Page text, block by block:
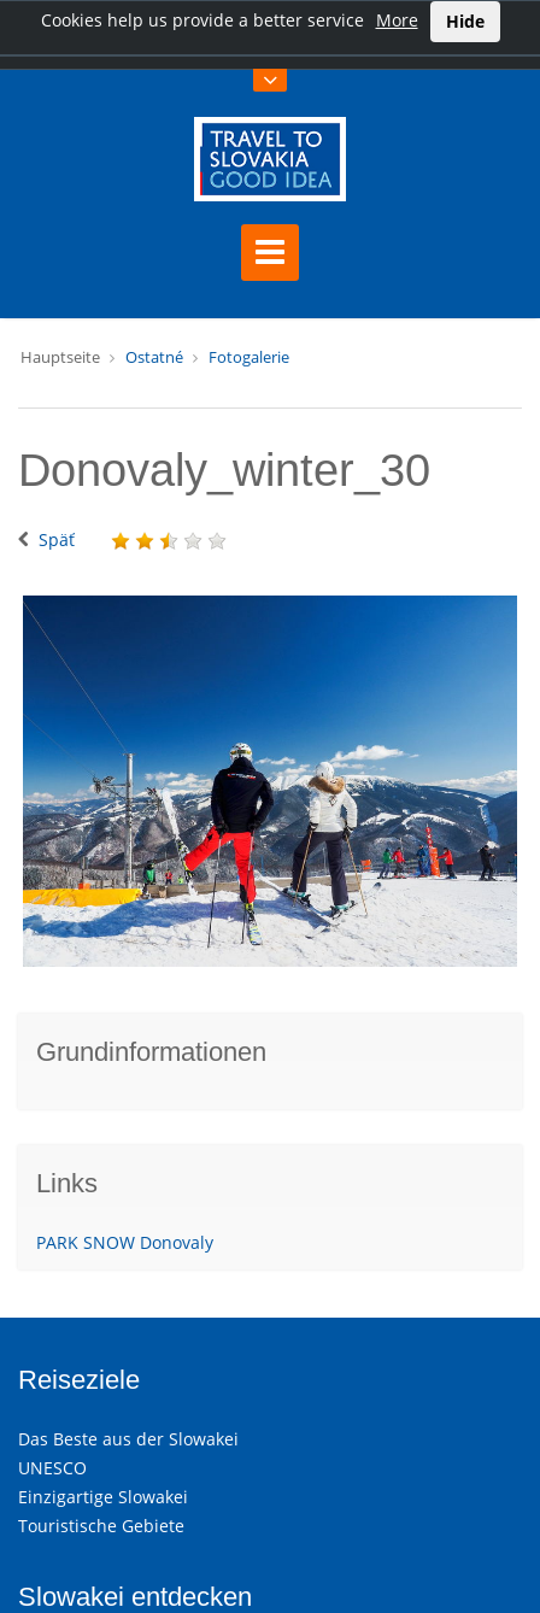
Cookies help us provide a better service More Hide
Hauptseite Ostatné Fotogalerie
Donovaly_winter_30
Späť
Grundinformationen
Links
PARK SNOW Donovaly
Reiseziele
Das Beste aus der Slowakei
UNESCO
Einzigartige Slowakei
Touristische Gebiete
Slowakei entdecken